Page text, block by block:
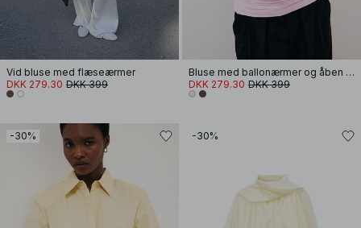
Vid bluse med flæseærmer
DKK 279.30 DKK 399
Bluse med ballonærmer og åben ryg
DKK 279.30 DKK 399
-30% -30%